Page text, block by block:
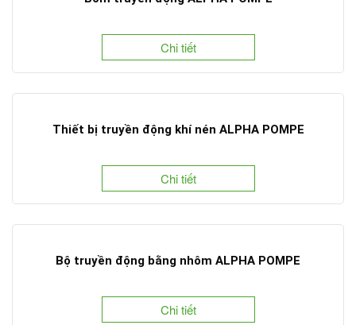
Chi tiết
Thiết bị truyền động khí nén ALPHA POMPE
Chi tiết
Bộ truyền động bằng nhôm ALPHA POMPE
Chi tiết